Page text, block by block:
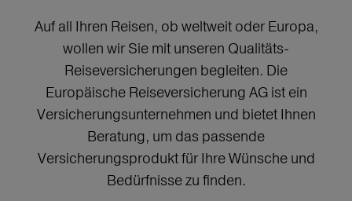
Auf all Ihren Reisen, ob weltweit oder Europa,
wollen wir Sie mit unseren Qualitäts-
Reiseversicherungen begleiten. Die
Europäische Reiseversicherung AG ist ein
Versicherungsunternehmen und bietet Ihnen
Beratung, um das passende
Versicherungsprodukt für Ihre Wünsche und
Bedürfnisse zu finden.